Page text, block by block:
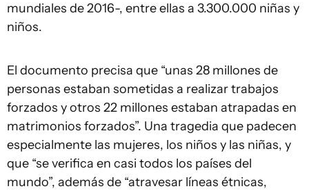
mundiales de 2016-, entre ellas a 3.300.000 niñas y
niños.
El documento precisa que “unas 28 millones de
personas estaban sometidas a realizar trabajos
forzados y otros 22 millones estaban atrapadas en
matrimonios forzados”. Una tragedia que padecen
especialmente las mujeres, los niños y las niñas, y
que “se verifica en casi todos los países del
mundo”, además de “atravesar líneas étnicas,